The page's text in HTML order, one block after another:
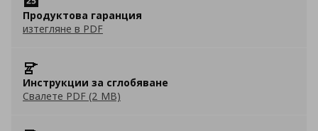
Продуктова гаранция
изтегляне в PDF
Инструкции за сглобяване
Свалете PDF (2 MB)